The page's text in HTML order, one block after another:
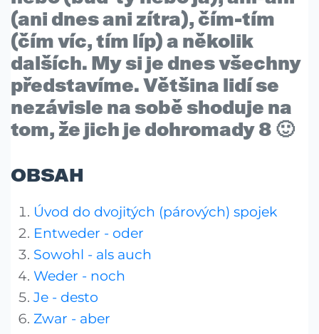
(ani dnes ani zítra), čím-tím
(čím víc, tím líp) a několik
dalších. My si je dnes všechny
představíme. Většina lidí se
nezávisle na sobě shoduje na
tom, že jich je dohromady 8 🙂
OBSAH
Úvod do dvojitých (párových) spojek
Entweder - oder
Sowohl - als auch
Weder - noch
Je - desto
Zwar - aber